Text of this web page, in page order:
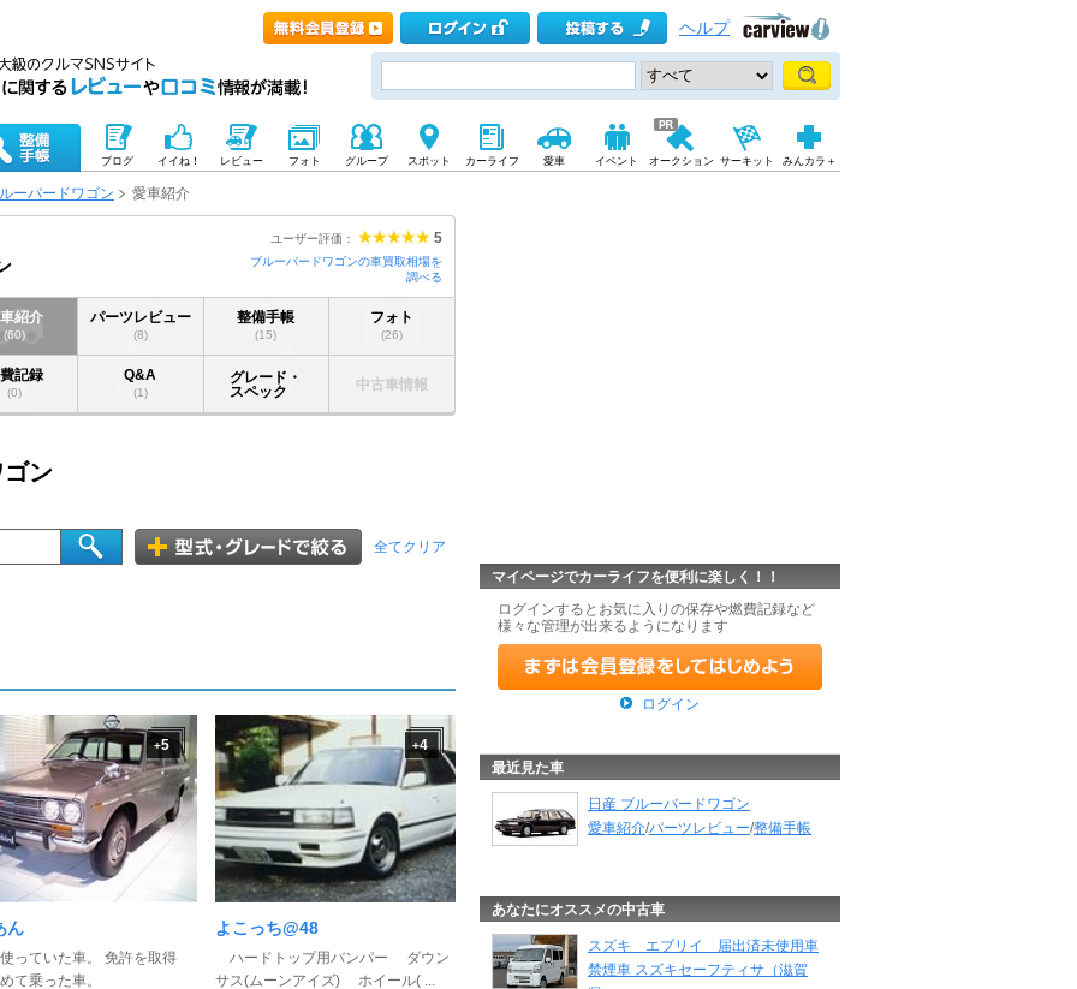
ヘルプ
ブログ イイね！ レビュー フォト グループ スポット カーライフ 愛車 イベント オークション サーキット みんカラ＋
ーバードワゴン 愛車紹介
ユーザー評価： 5
ブルーバードワゴンの車買取相場を
調べる
紹介
(60)
パーツレビュー
(8)
整備手帳
(15)
フォト
(26)
記録
(0)
Q&A
(1)
グレード・
スペック
中古車情報
ン
全てクリア
+5
ん
っていた車。 免許を取得
て乗った車。
+4
よこっち@48
ハードトップ用バンパー ダウン
サス(ムーンアイズ) ホイール( ...
マイページでカーライフを便利に楽しく！！
ログインするとお気に入りの保存や燃費記録など
様々な管理が出来るようになります
ログイン
最近見た車
日産 ブルーバードワゴン
愛車紹介/パーツレビュー/整備手帳
あなたにオススメの中古車
スズキ エブリイ 届出済未使用車
禁煙車 スズキセーフティサ（滋賀